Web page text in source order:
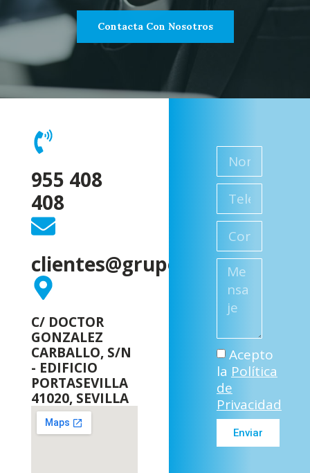
Contacta Con Nosotros
955 408
408
clientes@grupodpp.com
C/ DOCTOR
GONZALEZ
CARBALLO, S/N
- EDIFICIO
PORTASEVILLA
41020, SEVILLA
Acepto
la Política
de
Privacidad
Enviar